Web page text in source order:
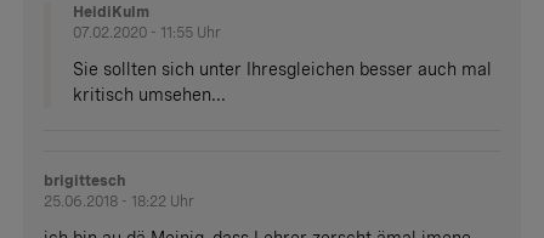
HeidiKulm
07.02.2020 - 11:55 Uhr
Sie sollten sich unter Ihresgleichen besser auch mal
kritisch umsehen...
brigittesch
25.06.2018 - 18:22 Uhr